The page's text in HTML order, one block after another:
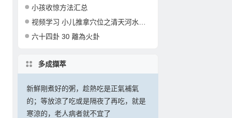
小孩收惊方法汇总
视频学习 小儿推拿穴位之清天河水的准确定位和操作
六十四卦 30 離為火卦
多成擷萃
新鮮剛煮好的粥，趁熱吃是正氣補氣
的；等放涼了吃或是隔夜了再吃，就是
寒涼的，老人病者就不宜了